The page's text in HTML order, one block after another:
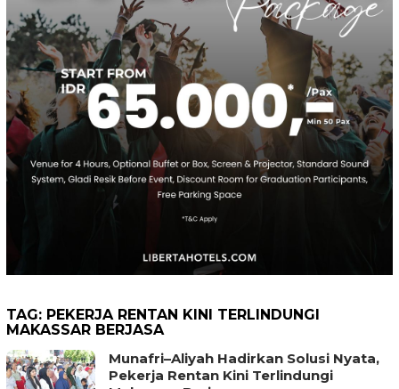
TAG: PEKERJA RENTAN KINI TERLINDUNGI
MAKASSAR BERJASA
Munafri–Aliyah Hadirkan Solusi Nyata,
Pekerja Rentan Kini Terlindungi